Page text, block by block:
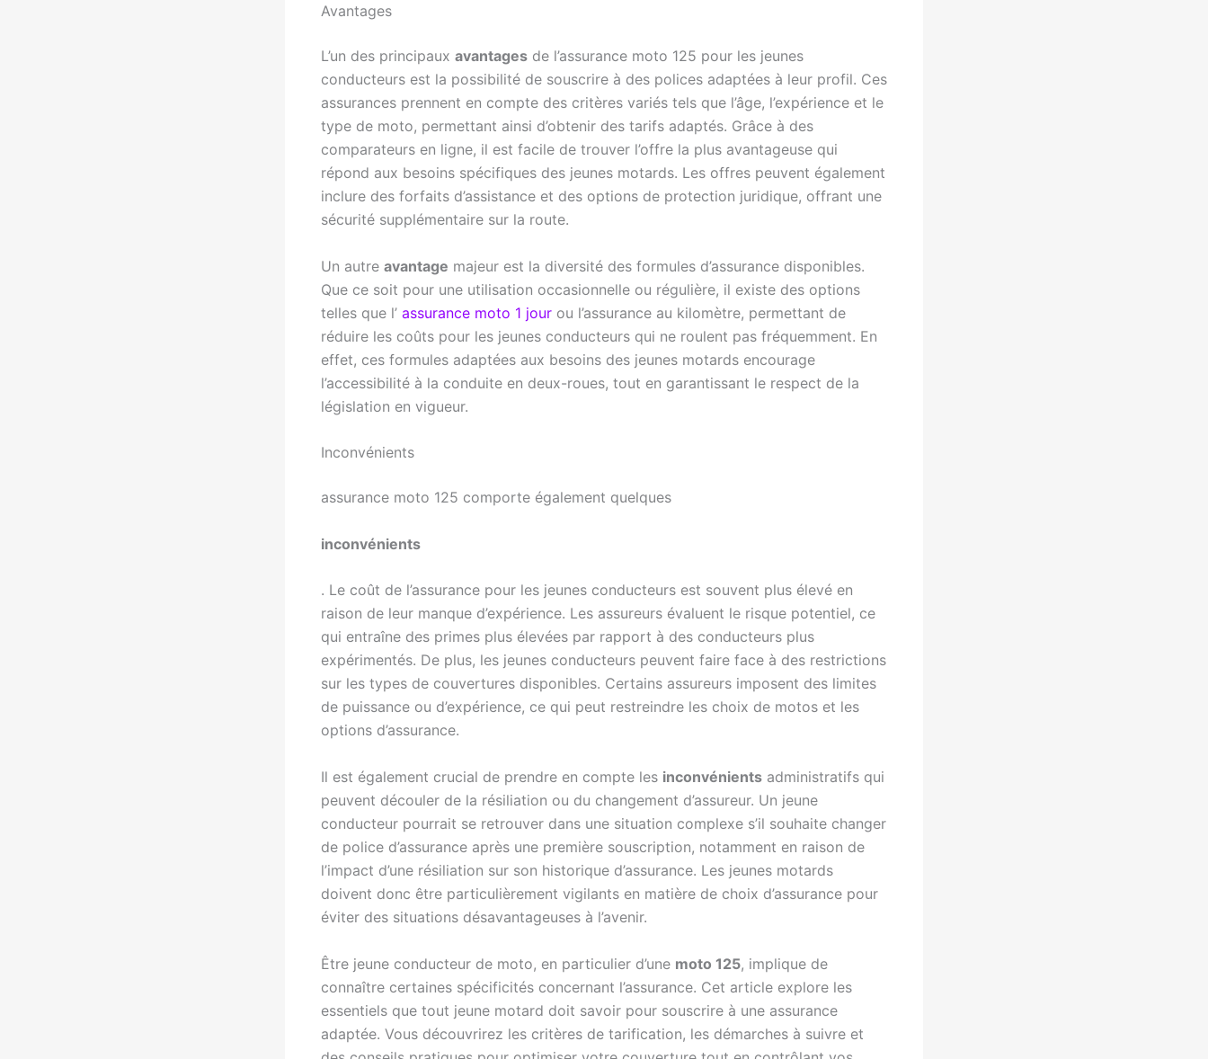
Avantages
L’un des principaux avantages de l’assurance moto 125 pour les jeunes
conducteurs est la possibilité de souscrire à des polices adaptées à leur profil. Ces
assurances prennent en compte des critères variés tels que l’âge, l’expérience et le
type de moto, permettant ainsi d’obtenir des tarifs adaptés. Grâce à des
comparateurs en ligne, il est facile de trouver l’offre la plus avantageuse qui
répond aux besoins spécifiques des jeunes motards. Les offres peuvent également
inclure des forfaits d’assistance et des options de protection juridique, offrant une
sécurité supplémentaire sur la route.
Un autre avantage majeur est la diversité des formules d’assurance disponibles.
Que ce soit pour une utilisation occasionnelle ou régulière, il existe des options
telles que l’ assurance moto 1 jour ou l’assurance au kilomètre, permettant de
réduire les coûts pour les jeunes conducteurs qui ne roulent pas fréquemment. En
effet, ces formules adaptées aux besoins des jeunes motards encourage
l’accessibilité à la conduite en deux-roues, tout en garantissant le respect de la
législation en vigueur.
Inconvénients
assurance moto 125 comporte également quelques
inconvénients
. Le coût de l’assurance pour les jeunes conducteurs est souvent plus élevé en
raison de leur manque d’expérience. Les assureurs évaluent le risque potentiel, ce
qui entraîne des primes plus élevées par rapport à des conducteurs plus
expérimentés. De plus, les jeunes conducteurs peuvent faire face à des restrictions
sur les types de couvertures disponibles. Certains assureurs imposent des limites
de puissance ou d’expérience, ce qui peut restreindre les choix de motos et les
options d’assurance.
Il est également crucial de prendre en compte les inconvénients administratifs qui
peuvent découler de la résiliation ou du changement d’assureur. Un jeune
conducteur pourrait se retrouver dans une situation complexe s’il souhaite changer
de police d’assurance après une première souscription, notamment en raison de
l’impact d’une résiliation sur son historique d’assurance. Les jeunes motards
doivent donc être particulièrement vigilants en matière de choix d’assurance pour
éviter des situations désavantageuses à l’avenir.
Être jeune conducteur de moto, en particulier d’une moto 125, implique de
connaître certaines spécificités concernant l’assurance. Cet article explore les
essentiels que tout jeune motard doit savoir pour souscrire à une assurance
adaptée. Vous découvrirez les critères de tarification, les démarches à suivre et